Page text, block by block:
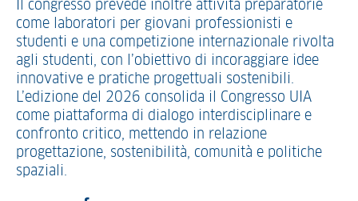
Il congresso prevede inoltre attività preparatorie
come laboratori per giovani professionisti e
studenti e una competizione internazionale rivolta
agli studenti, con l’obiettivo di incoraggiare idee
innovative e pratiche progettuali sostenibili.
L’edizione del 2026 consolida il Congresso UIA
come piattaforma di dialogo interdisciplinare e
confronto critico, mettendo in relazione
progettazione, sostenibilità, comunità e politiche
spaziali.